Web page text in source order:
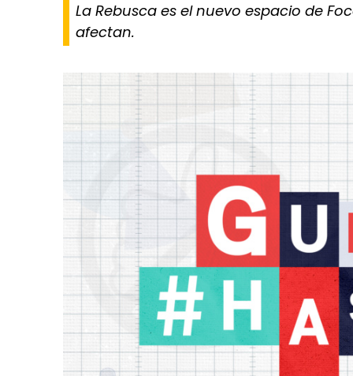
La Rebusca es el nuevo espacio de
afectan.